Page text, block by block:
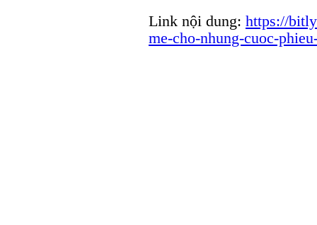
Link nội dung: https://
me-cho-nhung-cuoc-